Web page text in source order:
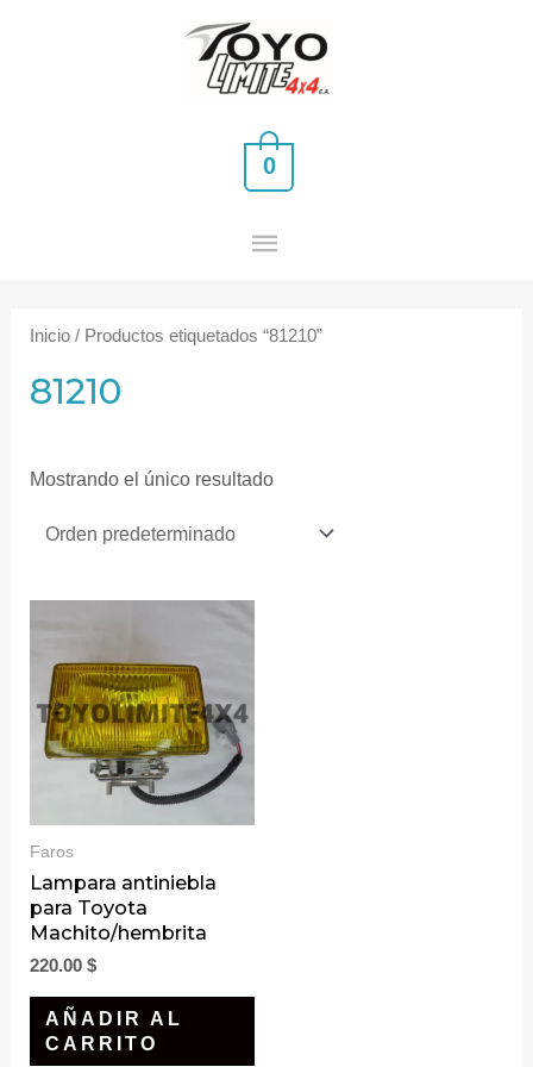
MENÚ
PRINCIPAL
0
Inicio / Productos etiquetados “81210”
81210
Mostrando el único resultado
Faros
Lampara antiniebla
para Toyota
Machito/hembrita
220.00$
AÑADIR AL
CARRITO